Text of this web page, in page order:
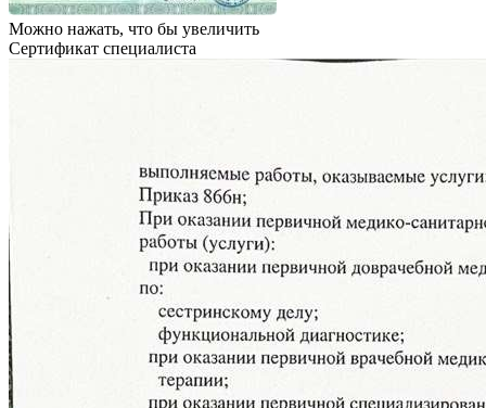
Можно нажать, что бы увеличить
Сертификат специалиста